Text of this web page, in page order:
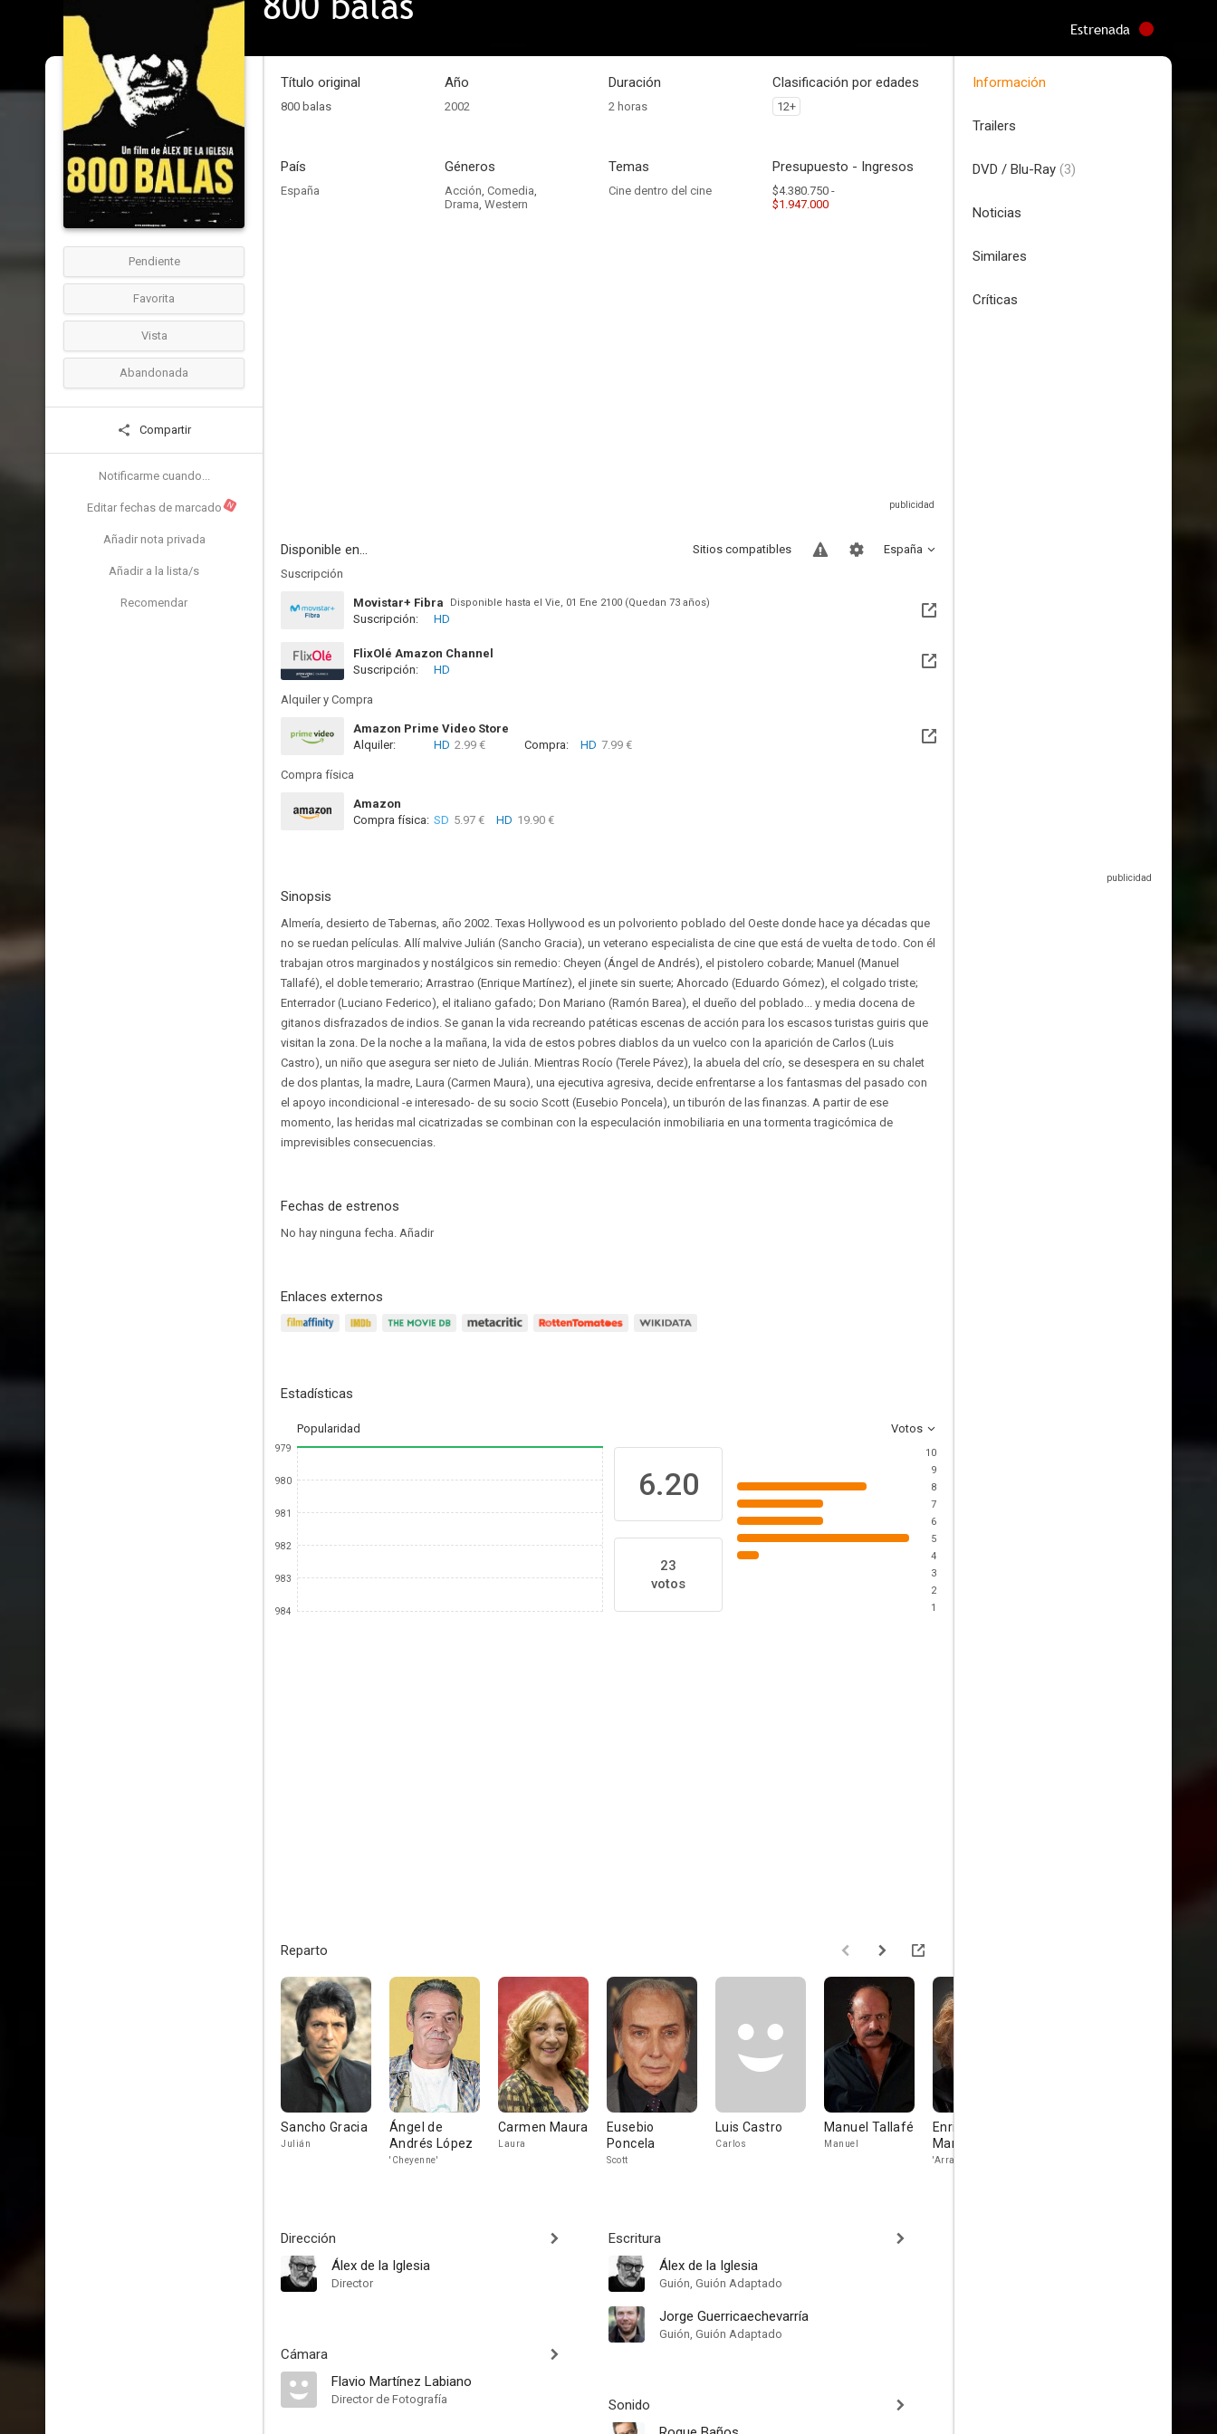
Estrenada
Pendiente
Favorita
Vista
Abandonada
Compartir
Notificarme cuando...
Editar fechas de marcado N
Añadir nota privada
Añadir a la lista/s
Recomendar
Título original
800 balas
Año
2002
Duración
2 horas
Clasificación por edades
12+
País
España
Géneros
Acción, Comedia,
Drama, Western
Temas
Cine dentro del cine
Presupuesto - Ingresos
$4.380.750 -
$1.947.000
Disponible en... España
Sitios compatibles
Suscripción
Movistar+ Fibra Disponible hasta el Vie, 01 Ene 2100 (Quedan 73 años)
Suscripción: HD
FlixOlé Amazon Channel
Suscripción:
HD
Alquiler y Compra
Amazon Prime Video Store
Alquiler:
HD 2.99 € Compra: HD 7.99 €
Compra física
Amazon
Compra física: SD 5.97 € HD 19.90 €
Sinopsis
Almería, desierto de Tabernas, año 2002. Texas Hollywood es un polvoriento poblado del Oeste donde hace ya décadas que
no se ruedan películas. Allí malvive Julián (Sancho Gracia), un veterano especialista de cine que está de vuelta de todo. Con él
trabajan otros marginados y nostálgicos sin remedio: Cheyen (Ángel de Andrés), el pistolero cobarde; Manuel (Manuel
Tallafé), el doble temerario; Arrastrao (Enrique Martínez), el jinete sin suerte; Ahorcado (Eduardo Gómez), el colgado triste;
Enterrador (Luciano Federico), el italiano gafado; Don Mariano (Ramón Barea), el dueño del poblado... y media docena de
gitanos disfrazados de indios. Se ganan la vida recreando patéticas escenas de acción para los escasos turistas guiris que
visitan la zona. De la noche a la mañana, la vida de estos pobres diablos da un vuelco con la aparición de Carlos (Luis
Castro), un niño que asegura ser nieto de Julián. Mientras Rocío (Terele Pávez), la abuela del crío, se desespera en su chalet
de dos plantas, la madre, Laura (Carmen Maura), una ejecutiva agresiva, decide enfrentarse a los fantasmas del pasado con
el apoyo incondicional -e interesado- de su socio Scott (Eusebio Poncela), un tiburón de las finanzas. A partir de ese
momento, las heridas mal cicatrizadas se combinan con la especulación inmobiliaria en una tormenta tragicómica de
imprevisibles consecuencias.
Fechas de estrenos
No hay ninguna fecha. Añadir
Enlaces externos
Estadísticas
Popularidad Votos
979
980
981
982
983
984
6.20
23
votos
10
9
8
7
6
5
4
3
2
1
Reparto
Sancho Gracia
Julián
Ángel de
Andrés López
'Cheyenne'
Carmen Maura
Laura
Eusebio
Poncela
Scott
Luis Castro
Carlos
Manuel Tallafé
Manuel
Enrique
Martínez
'Arrastrado'
Dirección
Álex de la Iglesia
Director
Cámara
Flavio Martínez Labiano
Director de Fotografía
Escritura
Álex de la Iglesia
Guión, Guión Adaptado
Jorge Guerricaechevarría
Guión, Guión Adaptado
Sonido
Información
Trailers
DVD / Blu-Ray (3)
Noticias
Similares
Críticas